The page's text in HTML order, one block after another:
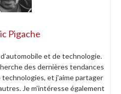
Pigache
et de technologie.
des dernières tendances
et j’aime partager
Je m’intéresse également